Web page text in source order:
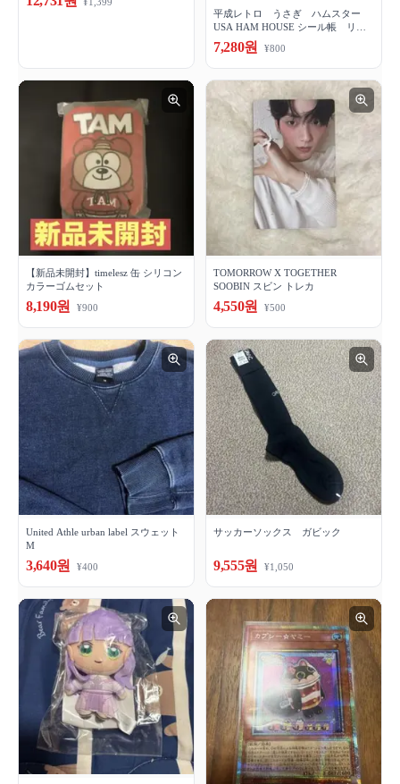
平成レトロ うさぎ ハムスター
USA HAM HOUSE シール帳 リフ
ィル
7,280원 ¥800
【新品未開封】timelesz 缶 シリコン
カラーゴムセット
8,190원 ¥900
TOMORROW X TOGETHER
SOOBIN スビン トレカ
4,550원 ¥500
United Athle urban label スウェット
M
3,640원 ¥400
サッカーソックス ガビック
9,555원 ¥1,050